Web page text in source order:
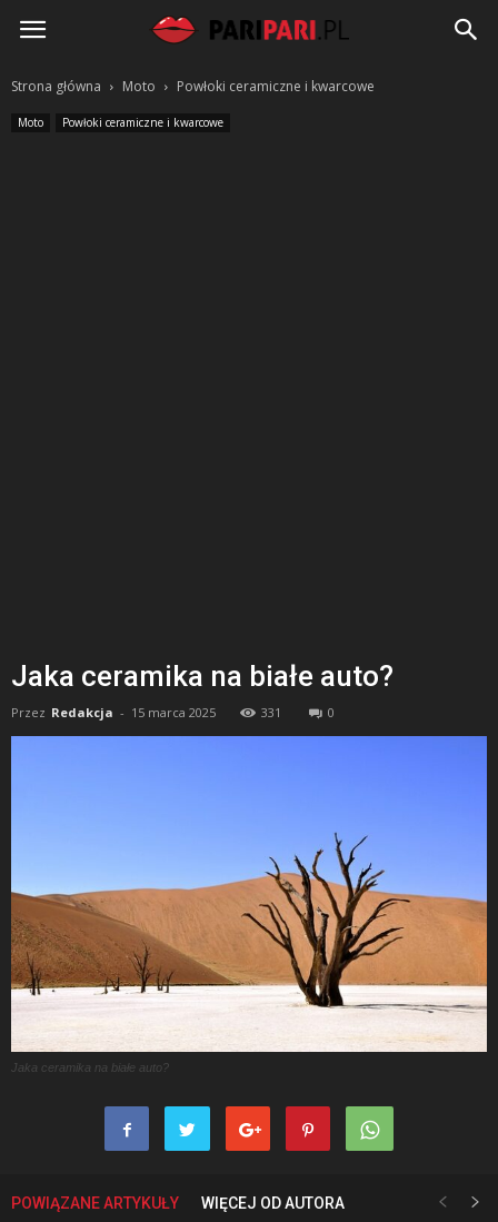
PariPari.pl
Strona główna Moto Powłoki ceramiczne i kwarcowe
Moto Powłoki ceramiczne i kwarcowe
Jaka ceramika na białe auto?
Przez Redakcja - 15 marca 2025 331 0
Jaka ceramika na białe auto?
POWIĄZANE ARTYKUŁY WIĘCEJ OD AUTORA